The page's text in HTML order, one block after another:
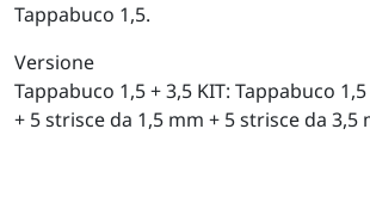
Tappabuco 1,5.
Versione
Tappabuco 1,5 + 3,5 KIT: Tappabuco
+ 5 strisce da 1,5 mm + 5 strisce da 3,5